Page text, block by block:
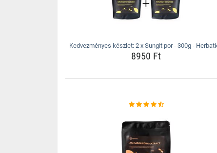
Kedvezményes készlet: 2 x Sungit por - 300g -
8950 Ft